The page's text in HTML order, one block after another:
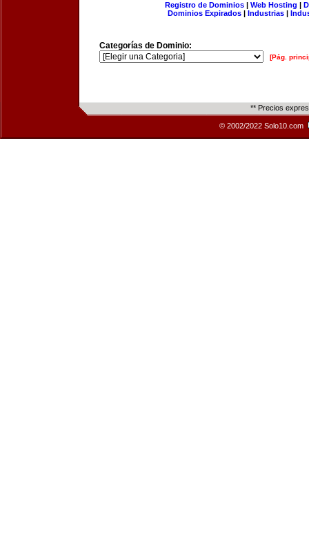
Registro de Dominios| Web Hosting |
Dominios Expirados | Industrias |
Categorías de Dominio:
[Pág.
** Precios
© 2002/2022 Solo10.com